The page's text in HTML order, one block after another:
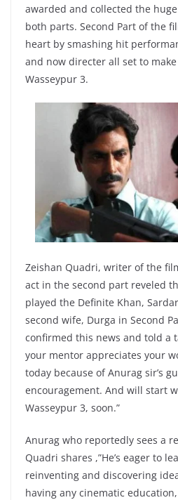
awarded and collected the
both parts. Second Part of the
heart by smashing hit
and now directer all set to
Wasseypur 3.
Zeishan Quadri, writer of the
act in the second part reveled
played the Definite Khan,
second wife, Durga in Second
confirmed this news and told a
your mentor appreciates your
today because of Anurag sir’s
encouragement. And will start
Wasseypur 3, soon.”
Anurag who reportedly sees a
Quadri shares ,”He’s eager to
reinventing and discovering
having any cinematic